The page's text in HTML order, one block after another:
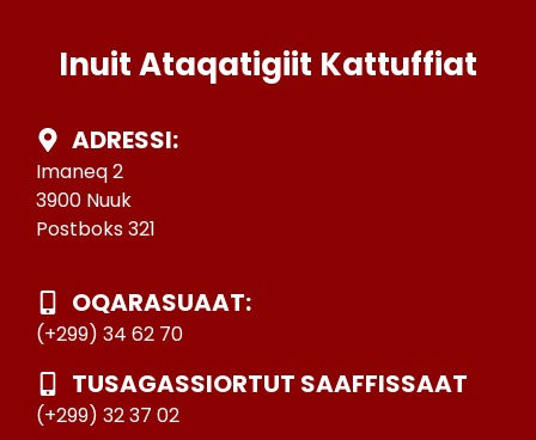
Inuit Ataqatigiit Kattuffiat
ADRESSI:
Imaneq 2
3900 Nuuk
Postboks 321
OQARASUAAT:
(+299) 34 62 70
TUSAGASSIORTUT SAAFFISSAAT
(+299) 32 37 02